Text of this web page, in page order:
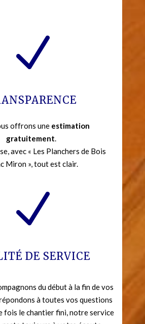
N
offrons une estimation
gratuitement.
avec « Les Planchers de Bois
Miron », tout est clair.
N
DE SERVICE
du début à la fin de vos
à toutes vos questions
fois le chantier fini, notre service